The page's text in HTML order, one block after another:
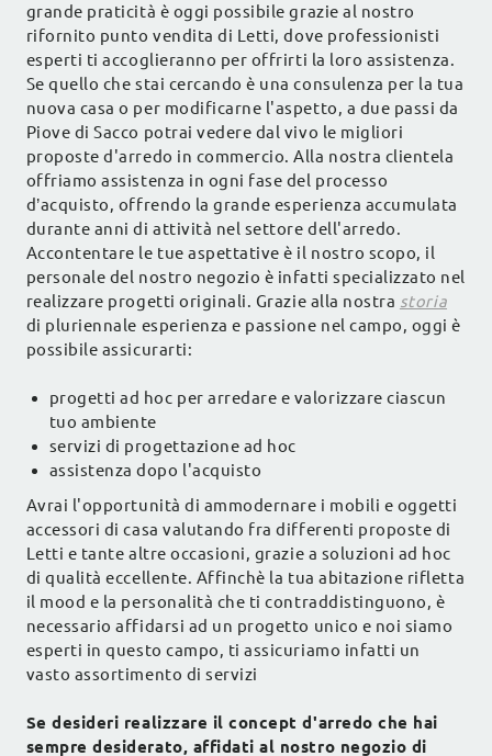
grande praticità è oggi possibile grazie al nostro
rifornito punto vendita di Letti, dove professionisti
esperti ti accoglieranno per offrirti la loro assistenza.
Se quello che stai cercando è una consulenza per la tua
nuova casa o per modificarne l'aspetto, a due passi da
Piove di Sacco potrai vedere dal vivo le migliori
proposte d'arredo in commercio. Alla nostra clientela
offriamo assistenza in ogni fase del processo
d’acquisto, offrendo la grande esperienza accumulata
durante anni di attività nel settore dell'arredo.
Accontentare le tue aspettative è il nostro scopo, il
personale del nostro negozio è infatti specializzato nel
realizzare progetti originali. Grazie alla nostra storia
di pluriennale esperienza e passione nel campo, oggi è
possibile assicurarti:
progetti ad hoc per arredare e valorizzare ciascun
tuo ambiente
servizi di progettazione ad hoc
assistenza dopo l'acquisto
Avrai l'opportunità di ammodernare i mobili e oggetti
accessori di casa valutando fra differenti proposte di
Letti e tante altre occasioni, grazie a soluzioni ad hoc
di qualità eccellente. Affinchè la tua abitazione rifletta
il mood e la personalità che ti contraddistinguono, è
necessario affidarsi ad un progetto unico e noi siamo
esperti in questo campo, ti assicuriamo infatti un
vasto assortimento di servizi
Se desideri realizzare il concept d'arredo che hai
sempre desiderato, affidati al nostro negozio di